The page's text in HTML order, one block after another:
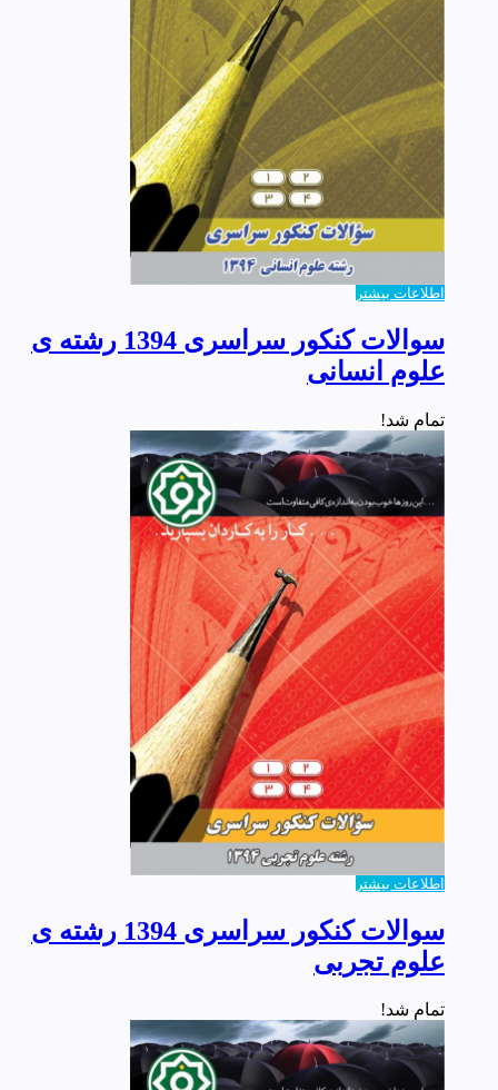
اطلاعات بیشتر
سوالات کنکور سراسری 1394 رشته ی
علوم انسانی
تمام شد!
اطلاعات بیشتر
سوالات کنکور سراسری 1394 رشته ی
علوم تجربی
تمام شد!